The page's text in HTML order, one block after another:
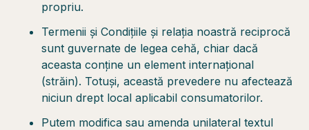
propriu.
Termenii și Condițiile și relația noastră reciprocă
sunt guvernate de legea cehă, chiar dacă
aceasta conține un element internațional
(străin). Totuși, această prevedere nu afectează
niciun drept local aplicabil consumatorilor.
Putem modifica sau amenda unilateral textul